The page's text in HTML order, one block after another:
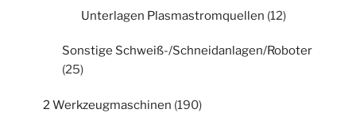
Unterlagen Plasmastromquellen (12)
Sonstige Schweiß-/Schneidanlagen/Roboter
(25)
2 Werkzeugmaschinen (190)